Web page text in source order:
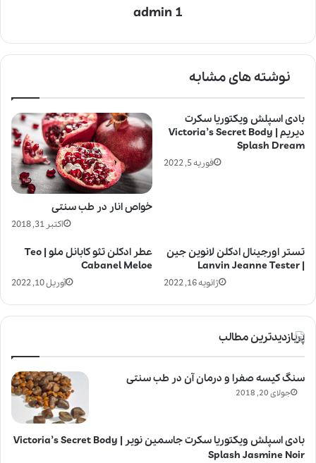
admin 1
نوشته های مشابه
خواص انار در طب سنتی
اکتبر 31, 2018
بادی اسپلش ویکتوریا سکرت
دیریم | Victoria’s Secret Body
Splash Dream
فوریه 5, 2022
عطر ادکلن تئو کابانل ملو | Teo
Cabanel Meloe
آوریل 10, 2022
تستر اورجینال ادکلن لانوین جین
| Lanvin Jeanne Tester
ژانویه 16, 2022
پربازدیدترین مطالب
سنگ کیسه صفرا و درمان آن در طب سنتی
جولای 20, 2018
بادی اسپلش ویکتوریا سکرت جاسمین نویر | Victoria’s Secret Body
Splash Jasmine Noir